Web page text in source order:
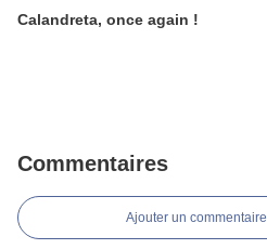
Calandreta, once again !
Commentaires
Ajouter un commentaire